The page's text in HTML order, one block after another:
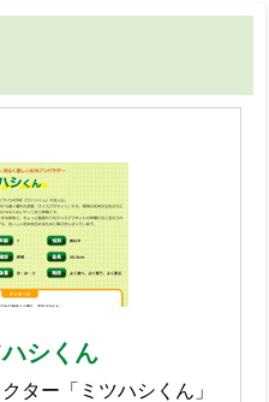
シくん
ター「ミツハシくん」